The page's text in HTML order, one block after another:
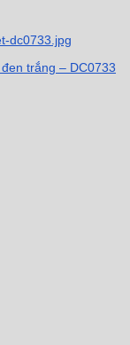
trắng – DC0733